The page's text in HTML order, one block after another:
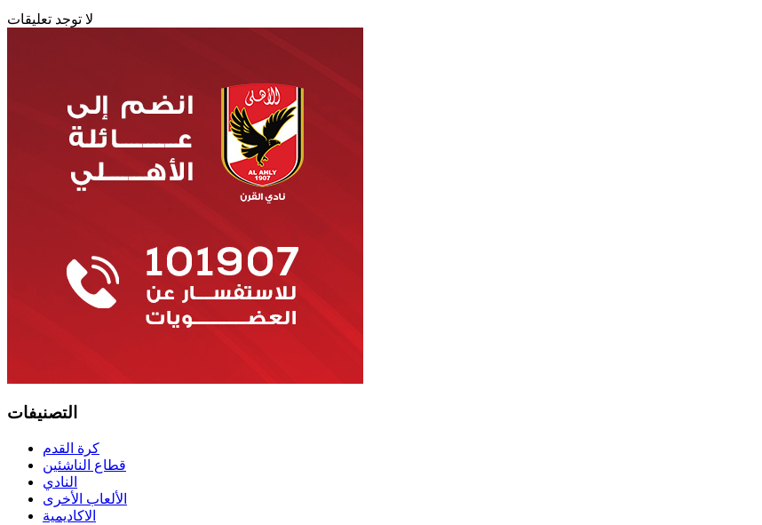
لا توجد تعليقات
التصنيفات
كرة القدم
قطاع الناشئين
النادي
الألعاب الأخرى
الاكاديمية